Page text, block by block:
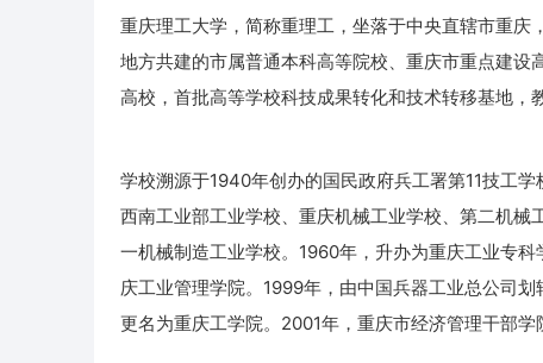
重庆理工大学，简称重理工，坐落于中央直辖市重
地方共建的市属普通本科高等院校、重庆市重点建
高校，首批高等学校科技成果转化和技术转移基地，
学校溯源于1940年创办的国民政府兵工署第11技工
西南工业部工业学校、重庆机械工业学校、第二机
一机械制造工业学校。1960年，升办为重庆工业专
庆工业管理学院。1999年，由中国兵器工业总公司
更名为重庆工学院。2001年，重庆市经济管理干部